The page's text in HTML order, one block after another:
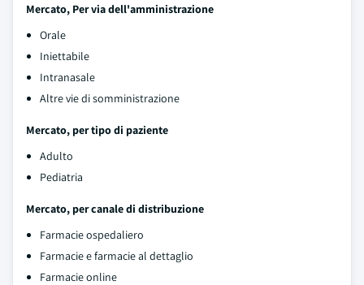
Mercato, Per via dell'amministrazione
Orale
Iniettabile
Intranasale
Altre vie di somministrazione
Mercato, per tipo di paziente
Adulto
Pediatria
Mercato, per canale di distribuzione
Farmacie ospedaliero
Farmacie e farmacie al dettaglio
Farmacie online